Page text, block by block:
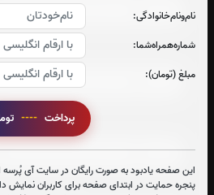
نام‌و‌نام‌خانوادگی:
شماره‌همراه‌شما:
مبلغ (تومان):
پرداخت ----
این صفحه یادبود به صورت رایگان در سایت آی
پنجره حمایت در ابتدای صفحه برای کاربران نمایش
صوت جزء شماره 2
صوت جزء شماره